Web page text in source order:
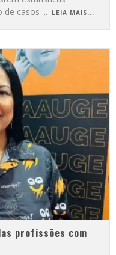
de casos ... LEIA MAIS...
profissões com